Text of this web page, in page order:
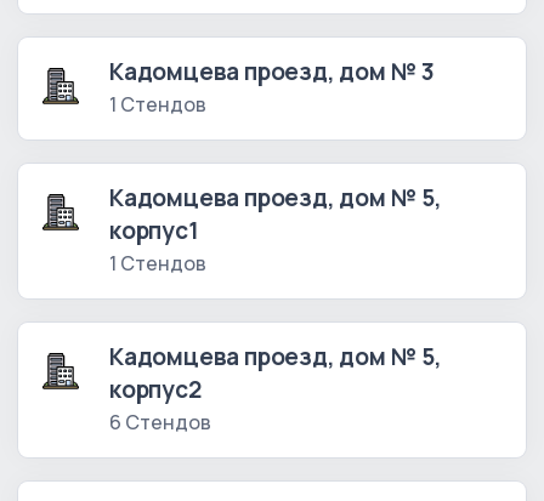
Кадомцева проезд, дом № 3
1 Стендов
Кадомцева проезд, дом № 5,
корпус1
1 Стендов
Кадомцева проезд, дом № 5,
корпус2
6 Стендов